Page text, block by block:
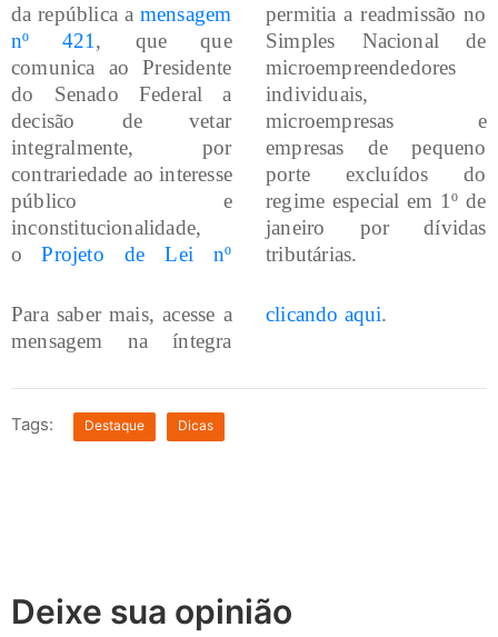
da república a mensagem
nº 421 , que que
comunica ao Presidente
do Senado Federal a
decisão de vetar
integralmente, por
contrariedade ao interesse
público e
inconstitucionalidade,
oProjeto de Lei nº
permitia a readmissão no
Simples Nacional de
microempreendedores
individuais,
microempresas e
empresas de pequeno
porte excluídos do
regime especial em 1º de
janeiro por dívidas
tributárias.
Para saber mais, acesse a
mensagem na íntegra
clicando aqui.
Tags: Destaque Dicas
Deixe sua opinião